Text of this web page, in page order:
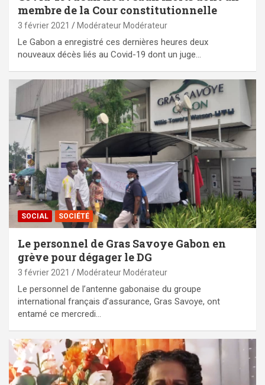
membre de la Cour constitutionnelle
3 février 2021 Modérateur Modérateur
Le Gabon a enregistré ces dernières heures deux
nouveaux décès liés au Covid-19 dont un juge…
SOCIAL SOCIÉTÉ
Le personnel de Gras Savoye Gabon en
grève pour dégager le DG
3 février 2021 Modérateur Modérateur
Le personnel de l’antenne gabonaise du groupe
international français d’assurance, Gras Savoye, ont
entamé ce mercredi…